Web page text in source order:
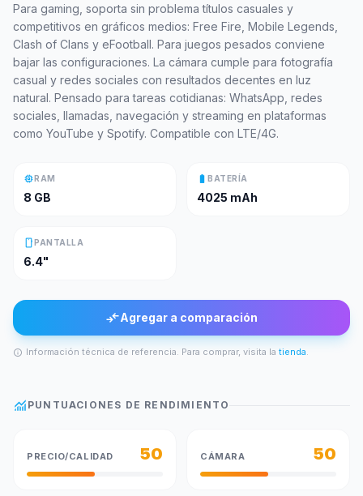
Para gaming, soporta sin problema títulos casuales y
competitivos en gráficos medios: Free Fire, Mobile Legends,
Clash of Clans y eFootball. Para juegos pesados conviene
bajar las configuraciones. La cámara cumple para fotografía
casual y redes sociales con resultados decentes en luz
natural. Pensado para tareas cotidianas: WhatsApp, redes
sociales, llamadas, navegación y streaming en plataformas
como YouTube y Spotify. Compatible con LTE/4G.
memoryRAM
8 GB
battery_full BATERÍA
4025 mAh
smartphonePANTALLA
6.4"
compare_arrowsAgregar a comparación
info Información técnica de referencia. Para comprar, visita la tienda.
monitoring PUNTUACIONES DE RENDIMIENTO
PRECIO/CALIDAD 50 CÁMARA 50